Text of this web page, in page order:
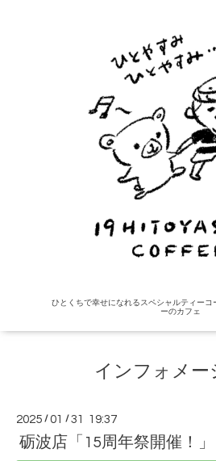
ひとくちで幸せになれるスペシャルティーコ
ーのカフェ
インフォメー
2025 /01 /31 19:37
砺波店「15周年祭開催！」